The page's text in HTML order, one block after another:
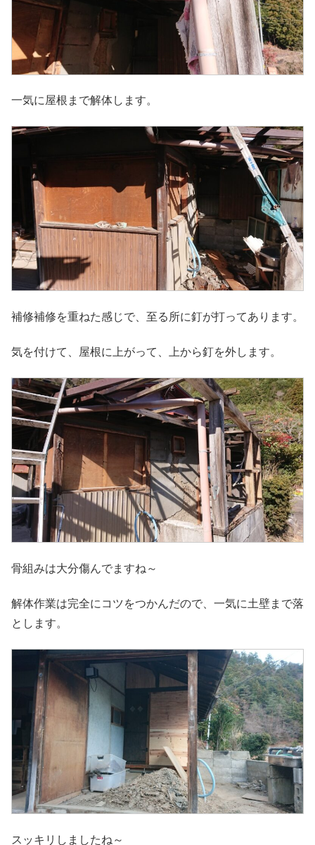
一気に屋根まで解体します。
補修補修を重ねた感じで、至る所に釘が打ってあります。
気を付けて、屋根に上がって、上から釘を外します。
骨組みは大分傷んでますね～
解体作業は完全にコツをつかんだので、一気に土壁まで落
とします。
スッキリしましたね～